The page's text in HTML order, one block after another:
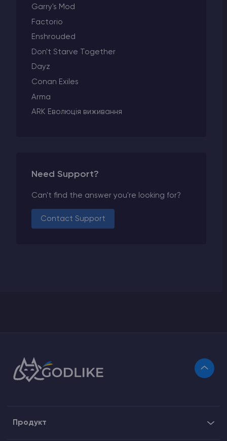
Garry's Mod
Factorio
Enshrouded
Don't Starve Together
Dayz
Conan Exiles
Arma
ARK Еволюція виживання
Need Support?
Can't find the answer you're looking for?
Contact Support
Продукт